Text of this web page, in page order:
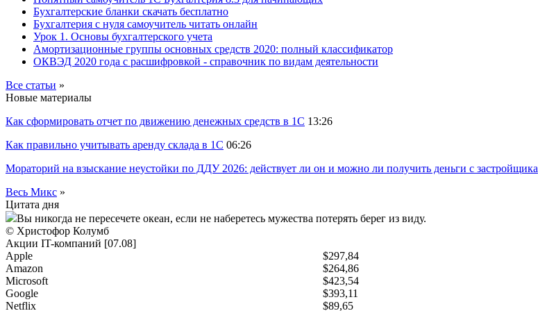
Бухгалтерские бланки скачать бесплатно
Бухгалтерия с нуля самоучитель читать онлайн
Урок 1. Основы бухгалтерского учета
Амортизационные группы основных средств 2020: полный классификатор
ОКВЭД 2020 года с расшифровкой - справочник по видам деятельности
Все статьи »
Новые материалы
Как сформировать отчет по движению денежных средств в 1С 13:26
Как правильно учитывать аренду склада в 1С 06:26
Мораторий на взыскание неустойки по ДДУ 2026: действует ли он и можно ли получить деньги с застройщика
Весь Микс »
Цитата дня
Вы никогда не пересечете океан, если не наберетесь мужества потерять берег из виду.
© Христофор Колумб
Акции IT-компаний [07.08]
Apple
$297,84
Amazon
$264,86
Microsoft
$423,54
Google
$393,11
Netflix
$89,65